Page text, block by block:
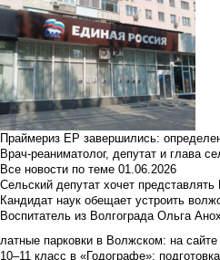
Праймериз ЕР завершились:
Врач-реаниматолог, депутат и глава
Все новости по теме 01.06.2026
Сельский депутат хочет
Кандидат наук обещает устроить
Воспитатель из Волгограда Ольга
латные парковки в Волжском: на сайте
10–11 класс в «Годографе»: